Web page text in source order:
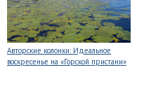
Авторские колонки: Идеальное
воскресенье на «Горской пристани»